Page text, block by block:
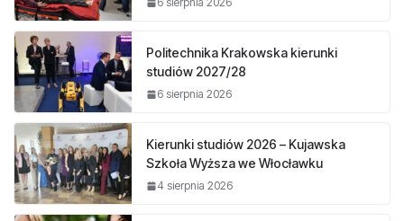
Politechnika Krakowska kierunki
studiów 2027/28
6 sierpnia 2026
Kierunki studiów 2026 – Kujawska
Szkoła Wyższa we Włocławku
4 sierpnia 2026